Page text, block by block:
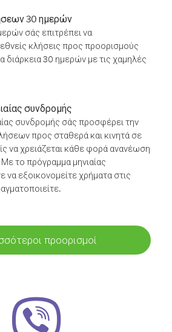
30 ημερών
σάς επιτρέπει να
κλήσεις προς προορισμούς
διάρκεια 30 ημερών με τις χαμηλές
συνδρομής
συνδρομής σάς προσφέρει την
προς σταθερά και κινητά σε
να χρειάζεται κάθε φορά ανανέωση
το πρόγραμμα μηνιαίας
να εξοικονομείτε χρήματα στις
προορισμοί